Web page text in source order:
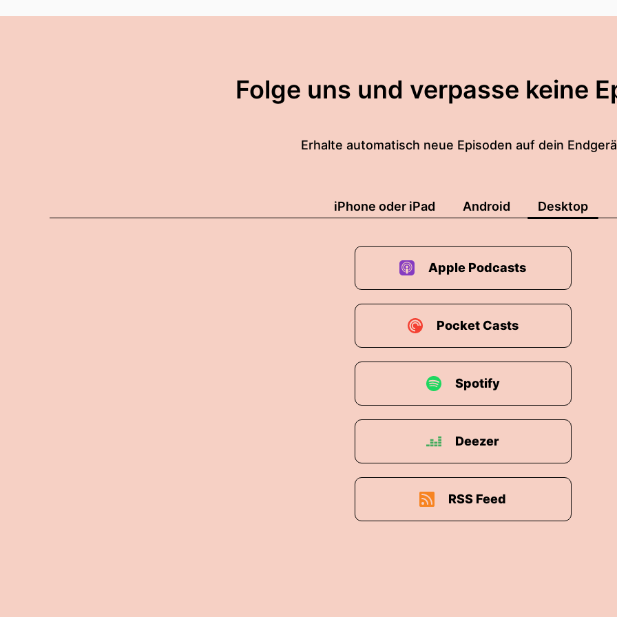
Folge uns und verpasse keine
Erhalte automatisch neue Episoden auf dein
iPhone oder iPad Android Desktop
Apple Podcasts
Pocket Casts
Spotify
Deezer
RSS Feed